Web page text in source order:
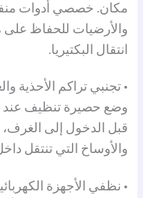
مكان. خصصي أدوات
والأرضيات للحفاظ
انتقال البكتيريا.
• تجنبي تراكم الأحذية
وضع حصيرة تنظيف عند
قبل الدخول إلى الغرف،
والأوساخ التي تنتقل
• نظفي الأجهزة